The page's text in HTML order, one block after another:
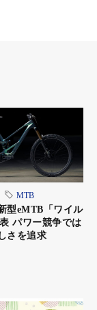
小回りが効き安
ソニック製の
ッドだが、エ
面のギャッ
MTB
型eMTB「ワイル
パワー競争では
さを追求